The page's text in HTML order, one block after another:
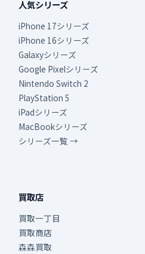
人気シリーズ
iPhone 17シリーズ
iPhone 16シリーズ
Galaxyシリーズ
Google Pixelシリーズ
Nintendo Switch 2
PlayStation 5
iPadシリーズ
MacBookシリーズ
シリーズ一覧 →
買取店
買取一丁目
買取商店
森森買取